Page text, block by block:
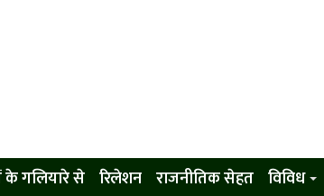
के गलियारे से रिलेशन राजनीतिक सेहत विविध